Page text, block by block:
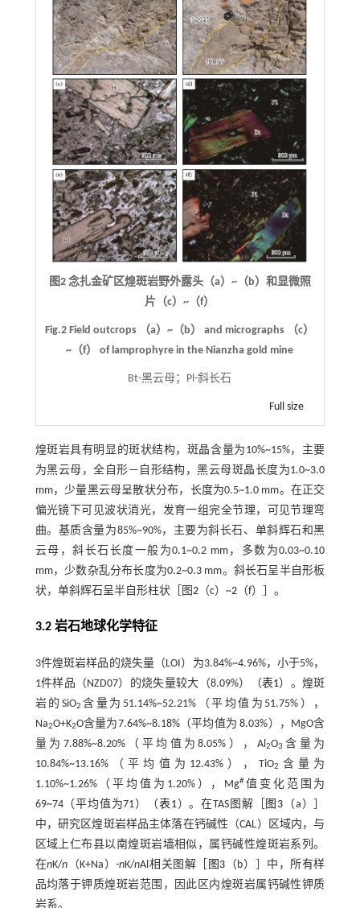
图2 念扎金矿区煌斑岩野外露头（a）~（b）和显微照
片（c）~（f）
Fig.2 Field outcrops （a）~（b） and micrographs （c）
~（f） of lamprophyre in the Nianzha gold mine
Bt-黑云母；Pl-斜长石
Full size
煌斑岩具有明显的斑状结构，斑晶含量为10%~15%，主要
为黑云母，全自形—自形结构，黑云母斑晶长度为1.0~3.0
mm，少量黑云母呈散状分布，长度为0.5~1.0 mm。在正交
偏光镜下可见波状消光，发育一组完全节理，可见节理弯
曲。基质含量为85%~90%，主要为斜长石、单斜辉石和黑
云母，斜长石长度一般为0.1~0.2 mm，多数为0.03~0.10
mm，少数杂乱分布长度为0.2~0.3 mm。斜长石呈半自形板
状，单斜辉石呈半自形柱状［图2（c）~2（f）］。
3.2 岩石地球化学特征
3件煌斑岩样品的烧失量（LOI）为3.84%~4.96%，小于5%，
1件样品（NZD07）的烧失量较大（8.09%）（表1）。煌斑
岩的SiO2 含量为51.14%~52.21%（平均值为51.75%），
Na2O+K2O含量为7.64%~8.18%（平均值为 8.03%），MgO含
量为7.88%~8.20%（平均值为8.05%），Al 2O3 含量为
10.84%~13.16%（平均值为12.43%），TiO2 含量为
1.10%~1.26%（平均值为1.20%），Mg# 值变化范围为
69~74（平均值为71）（ 表1）。在TAS图解［ 图3 （a）］
中，研究区煌斑岩样品主体落在钙碱性（CAL）区域内，与
区域上仁布县以南煌斑岩墙相似，属钙碱性煌斑岩系列。
在nK/n （K+Na）-nK/nAl相关图解［ 图3 （b）］中，所有样
品均落于钾质煌斑岩范围，因此区内煌斑岩属钙碱性钾质
岩系。